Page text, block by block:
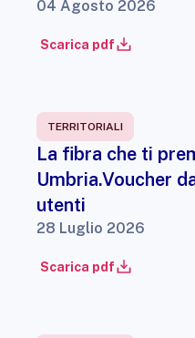
04 Agosto 2026
Scarica pdf
TERRITORIALI
La fibra che ti
Umbria.Voucher
utenti
28 Luglio 2026
Scarica pdf